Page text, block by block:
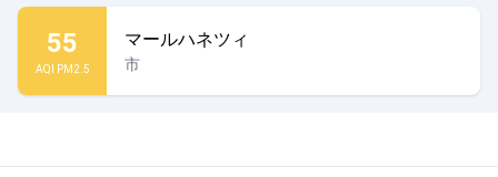
55
AQI PM2.5
マールハネツィ
市